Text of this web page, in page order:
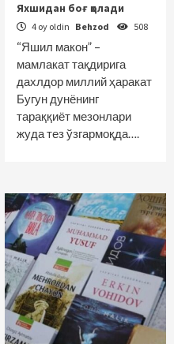
Яхшидан боғ қолади
4 oy oldin Behzod 508
“Яшил макон” –
мамлакат тақдирига
дахлдор миллий ҳаракат
Бугун дунёнинг
тараққиёт мезонлари
жуда тез ўзгармоқда….